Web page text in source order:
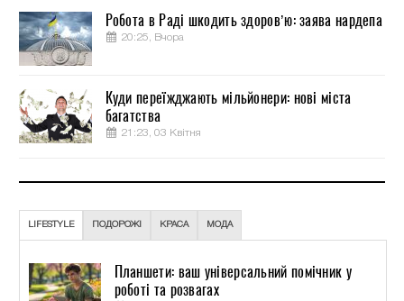
Робота в Раді шкодить здоров’ю: заява нардепа
20:25, Вчора
Куди переїжджають мільйонери: нові міста
багатства
21:23, 03 Квітня
LIFESTYLE ПОДОРОЖІ КРАСА МОДА
Планшети: ваш універсальний помічник у
роботі та розвагах